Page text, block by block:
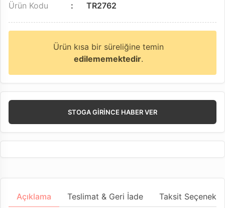
Ürün Kodu
TR2762
Ürün kısa bir süreliğine temin
edilememektedir.
STOGA GIRINCE HABER VER
Açıklama Teslimat & Geri İade Taksit